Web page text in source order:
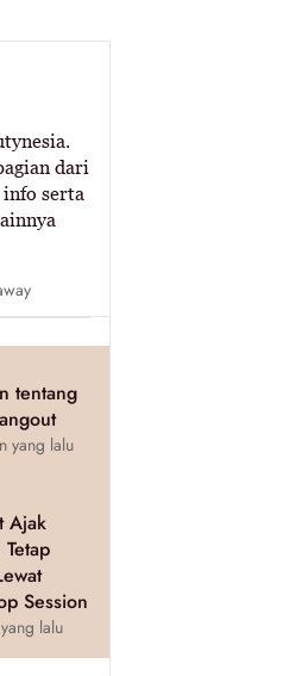
dari
serta
tentang
yang lalu
Ajak
Session
lalu